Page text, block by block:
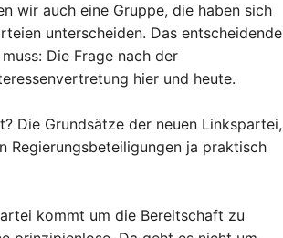
wir auch eine Gruppe, die haben sich
unterscheiden. Das entscheidende
Die Frage nach der
hier und heute.
Die Grundsätze der neuen Linkspartei,
Regierungsbeteiligungen ja praktisch
kommt um die Bereitschaft zu